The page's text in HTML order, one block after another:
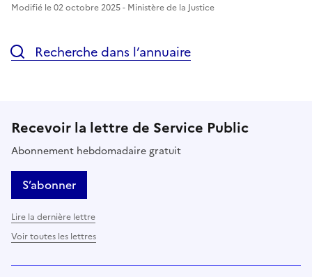
Modifié le 02 octobre 2025 - Ministère de la Justice
Recherche dans l’annuaire
Recevoir la lettre de Service Public
Abonnement hebdomadaire gratuit
S’abonner
Lire la dernière lettre
Voir toutes les lettres